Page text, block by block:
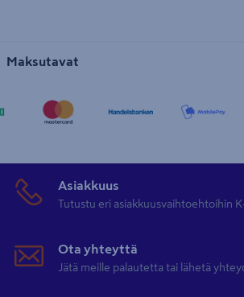
Maksutavat
Asiakkuus
Tutustu eri asiakkuusvaihtoehtoihin
Ota yhteyttä
Jätä meille palautetta tai lähetä